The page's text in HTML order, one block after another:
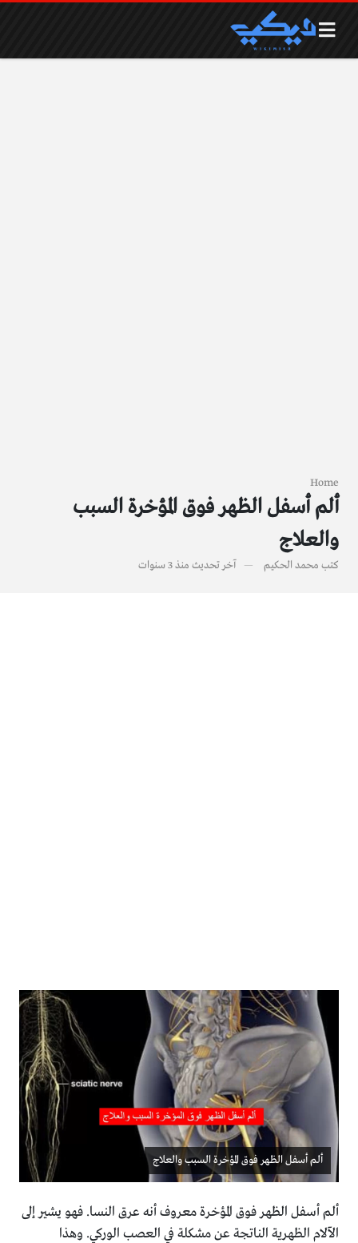
Home
ألم أسفل الظهر فوق المؤخرة السبب
والعلاج
كتب محمد الحكيم آخر تحديث منذ 3 سنوات
ألم أسفل الظهر فوق المؤخرة السبب والعلاج
ألم أسفل الظهر فوق المؤخرة معروف أنه عرق النسا. فهو يشير إلى
الآلام الظهرية الناتجة عن مشكلة في العصب الوركي. وهذا